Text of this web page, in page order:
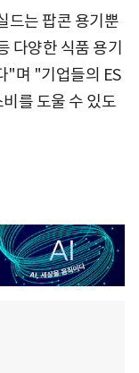
드는 팝콘 용기뿐
다양한 식품 용기
"며 "기업들의 ES
를 도울 수 있도